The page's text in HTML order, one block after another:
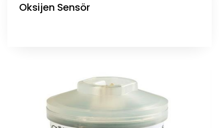
Oksijen Sensör